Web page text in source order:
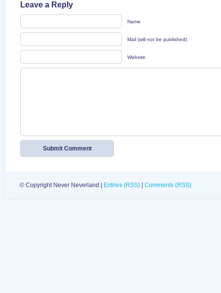
Leave a Reply
Name
Mail (will not be published)
Website
© Copyright Never Neverland | Entries (RSS) Comments (RSS)